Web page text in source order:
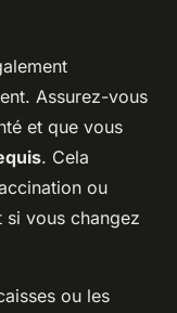
Assurez-vous
et que vous
. Cela
ou
si vous changez
ou les